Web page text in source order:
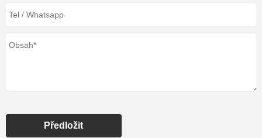
Předložit